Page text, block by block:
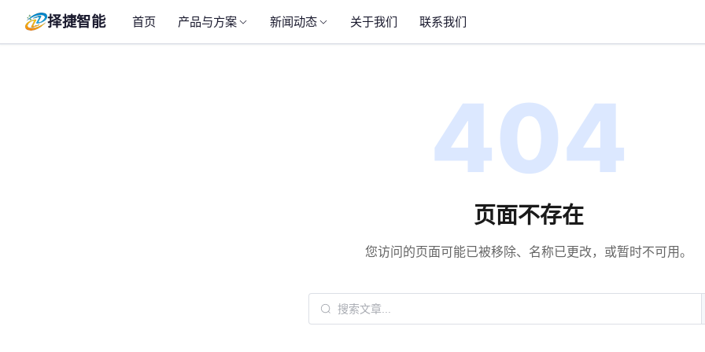
择捷智能 首页 产品与方案 新闻动态 关于我们 联系我们
404
页面不存在
您访问的页面可能已被移除、名称已更改，或暂时不可用。